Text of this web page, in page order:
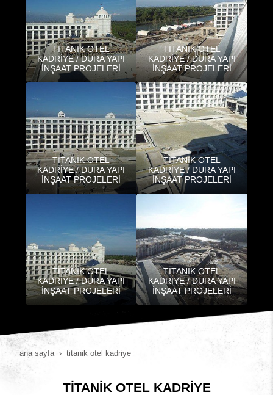
TİTANİK OTEL
KADRİYE / DURA YAPI
İNŞAAT PROJELERİ
TİTANİK OTEL
KADRİYE / DURA YAPI
İNŞAAT PROJELERİ
TİTANİK OTEL
KADRİYE / DURA YAPI
İNŞAAT PROJELERİ
TİTANİK OTEL
KADRİYE / DURA YAPI
İNŞAAT PROJELERİ
TİTANİK OTEL
KADRİYE / DURA YAPI
İNŞAAT PROJELERİ
TİTANİK OTEL
KADRİYE / DURA YAPI
İNŞAAT PROJELERİ
ana sayfa ti̇tani̇k otel kadri̇ye
TİTANİK OTEL KADRİYE